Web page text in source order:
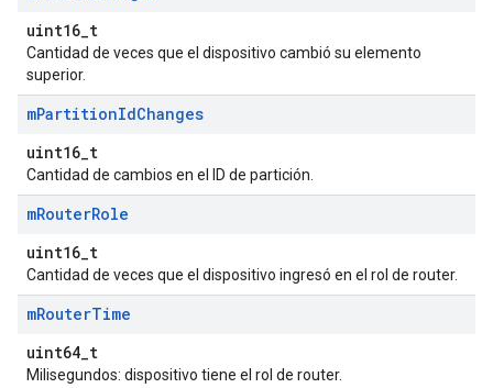
uint16_t
Cantidad de veces que el dispositivo cambió su elemento
superior.
mPartitionIdChanges
uint16_t
Cantidad de cambios en el ID de partición.
mRouterRole
uint16_t
Cantidad de veces que el dispositivo ingresó en el rol de router.
mRouterTime
uint64_t
Milisegundos: dispositivo tiene el rol de router.